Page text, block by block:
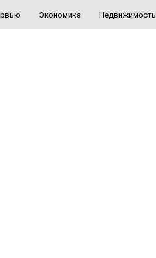
Экономика Недвижимость